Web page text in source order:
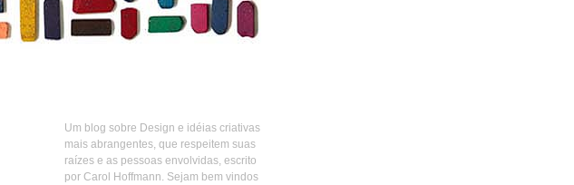
Um blog sobre Design e idéias criativas
mais abrangentes, que respeitem suas
raízes e as pessoas envolvidas, escrito
por Carol Hoffmann. Sejam bem vindos